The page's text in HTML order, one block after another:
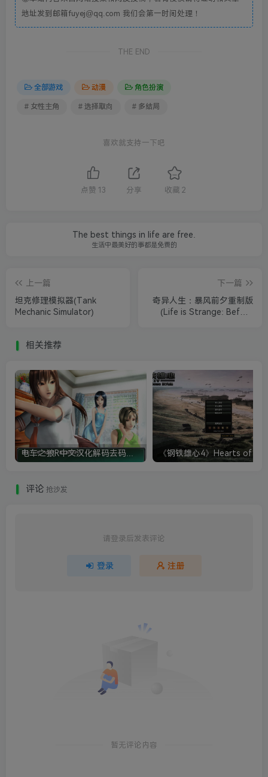
地址发到邮箱fuyej@qq.com 我们会第一时间处理！
THE END
全部游戏 动漫 角色扮演
# 女性主角 # 选择取向 # 多结局
喜欢就支持一下吧
点赞 13 分享 收藏 2
The best things in life are free.
生活中最美好的事都是免费的
上一篇
坦克修理模拟器(Tank
Mechanic Simulator)
下一篇
奇异人生：暴风前夕重制版
(Life is Strange: Before
相关推荐
评论 抢沙发
请登录后发表评论
登录 注册
暂无评论内容